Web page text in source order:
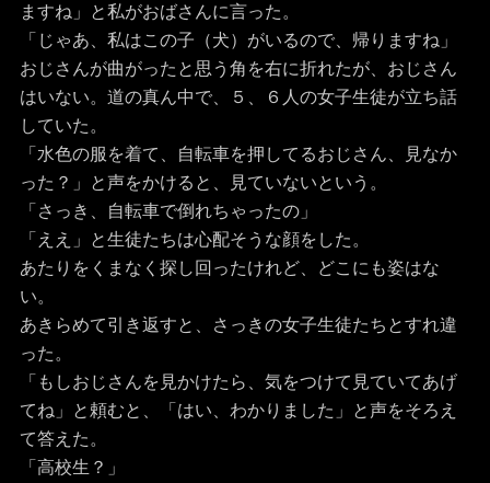
ますね」と私がおばさんに言った。
「じゃあ、私はこの子（犬）がいるので、帰りますね」
おじさんが曲がったと思う角を右に折れたが、おじさん
はいない。道の真ん中で、５、６人の女子生徒が立ち話
していた。
「水色の服を着て、自転車を押してるおじさん、見なか
った？」と声をかけると、見ていないという。
「さっき、自転車で倒れちゃったの」
「ええ」と生徒たちは心配そうな顔をした。
あたりをくまなく探し回ったけれど、どこにも姿はな
い。
あきらめて引き返すと、さっきの女子生徒たちとすれ違
った。
「もしおじさんを見かけたら、気をつけて見ていてあげ
てね」と頼むと、「はい、わかりました」と声をそろえ
て答えた。
「高校生？」